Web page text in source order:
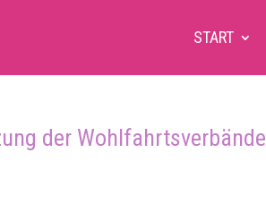
START
der Wohlfahrtsverbände